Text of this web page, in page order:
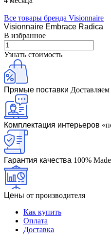
Все товары бренда Visionnaire
Visionnaire Embrace Radica
В избранное
Узнать стоимость
Прямые поставки
Комплектация интерьеров
Гарантия качества 100%
Цены от производителя
Как купить
Оплата
Доставка